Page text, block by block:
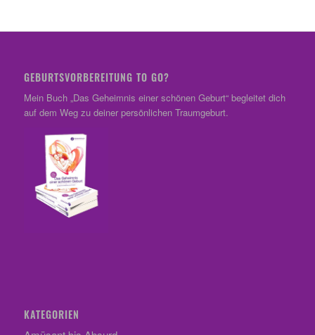
GEBURTSVORBEREITUNG TO GO?
Mein Buch „Das Geheimnis einer schönen Geburt“ begleitet dich
auf dem Weg zu deiner persönlichen Traumgeburt.
KATEGORIEN